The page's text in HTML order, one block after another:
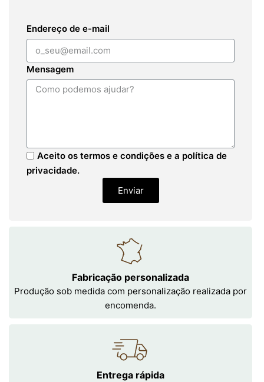
Endereço de e-mail
Mensagem
Aceito os termos e condições e a política de
privacidade.
Enviar
Fabricação personalizada
Produção sob medida com personalização realizada por
encomenda.
Entrega rápida